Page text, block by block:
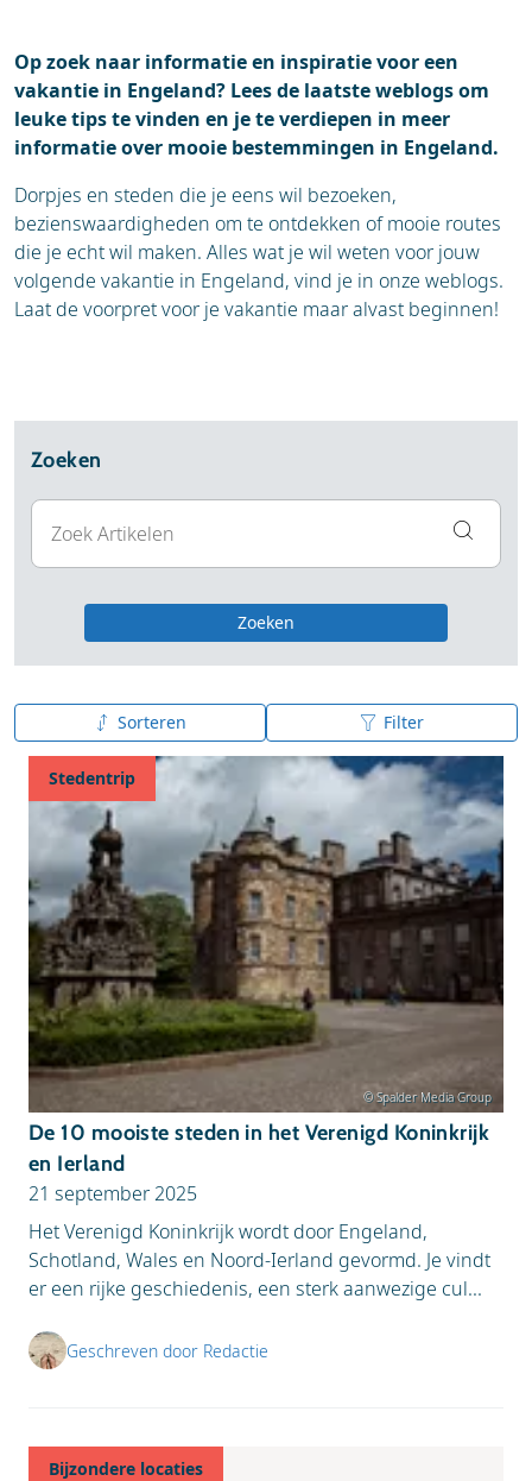
Op zoek naar informatie en inspiratie voor een
vakantie in Engeland? Lees de laatste weblogs om
leuke tips te vinden en je te verdiepen in meer
informatie over mooie bestemmingen in Engeland.
Dorpjes en steden die je eens wil bezoeken,
bezienswaardigheden om te ontdekken of mooie routes
die je echt wil maken. Alles wat je wil weten voor jouw
volgende vakantie in Engeland, vind je in onze weblogs.
Laat de voorpret voor je vakantie maar alvast beginnen!
Zoeken
Zoeken
Sorteren Filter
Publicatiedatum (nieuw - oud)
Publicatiedatum (oud - nieuw)
Z tot A
Stedentrip
© Spalder Media Group
De 10 mooiste steden in het Verenigd Koninkrijk
en Ierland
21 september 2025
Het Verenigd Koninkrijk wordt door Engeland,
Schotland, Wales en Noord-Ierland gevormd. Je vindt
er een rijke geschiedenis, een sterk aanwezige cul...
Geschreven door Redactie
Bijzondere locaties